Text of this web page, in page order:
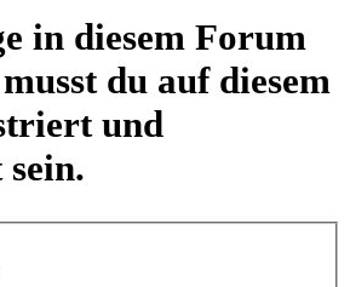
in diesem Forum
du auf diesem
und
sein.